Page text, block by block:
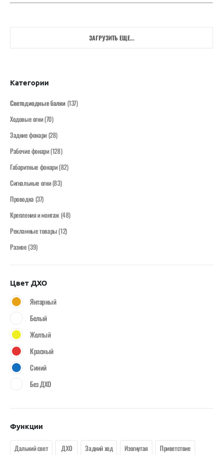
ЗАГРУЗИТЬ ЕЩЕ...
Категории
Светодиодные балки (137)
Ходовые огни(70)
Задние фонари (28)
Рабочие фонари(128)
Габаритные фонари(82)
Сигнальные огни(83)
Проводка (37)
Крепления и монтаж (48)
Рекламные товары(12)
Разное(39)
Цвет ДХО
Янтарный
Белый
Желтый
Красный
Синий
Без ДХО
Функции
Дальний свет ДХО Задний ход Изогнутая
Приветствие